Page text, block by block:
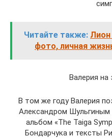
Читайте также: Лион
фото, личная
Валерия на
В том же году Валерия
Александром
альбом «The Taiga
Бондарчука и тексты